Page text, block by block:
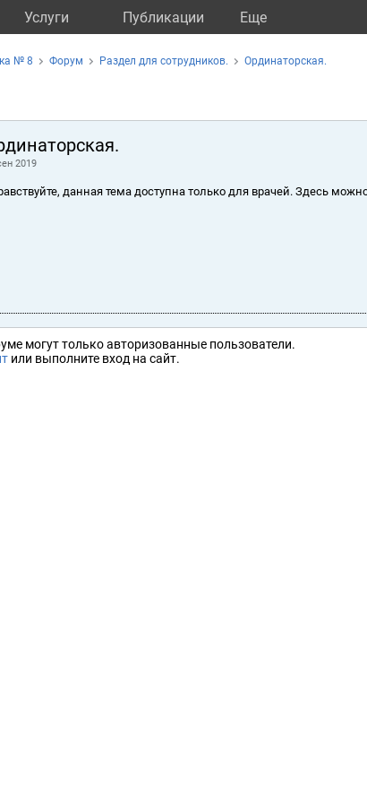
Услуги Публикации Eще
№ 8 Форум Раздел для сотрудников. Ординаторская.
2019
данная тема доступна только для врачей. Здесь
могут только авторизованные пользователи.
или выполните вход на сайт.